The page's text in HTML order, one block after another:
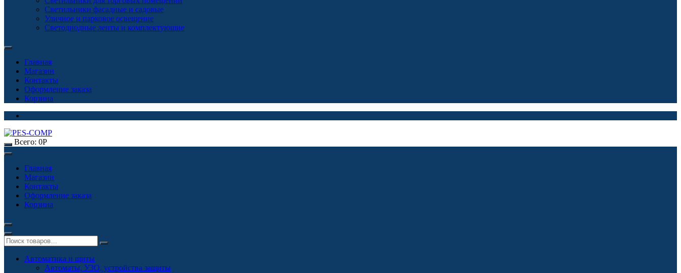
Светильники фасадные и садовые
Уличное и парковое освещение
Светодиодные ленты и комплектующие
Главная
Магазин
Контакты
Оформление заказа
Корзина
Всего: 0Р
Главная
Магазин
Контакты
Оформление заказа
Корзина
Автоматика и щиты
Автоматы, УЗО, устройства защиты